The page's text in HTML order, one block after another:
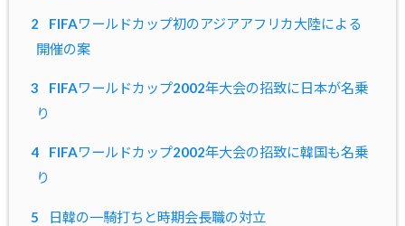
2
FIFAワールドカップ初のアジアアフリカ大陸による
開催の案
3
FIFAワールドカップ2002年大会の招致に日本が名乗
り
4
FIFAワールドカップ2002年大会の招致に韓国も名乗
り
5 日韓の一騎打ちと時期会長職の対立